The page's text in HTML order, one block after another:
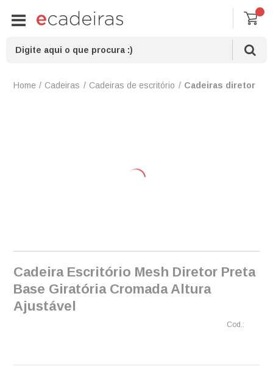
Cadeiras Cadeiras de escritório Cadeiras diretor
Cadeira Escritório Mesh Diretor Preta
Base Giratória Cromada Altura
Ajustável